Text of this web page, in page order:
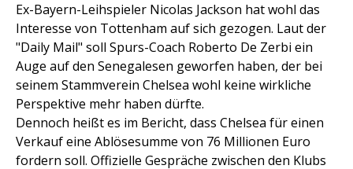
Ex-Bayern-Leihspieler Nicolas Jackson hat wohl das
Interesse von Tottenham auf sich gezogen. Laut der
"Daily Mail" soll Spurs-Coach Roberto De Zerbi ein
Auge auf den Senegalesen geworfen haben, der bei
seinem Stammverein Chelsea wohl keine wirkliche
Perspektive mehr haben dürfte.
Dennoch heißt es im Bericht, dass Chelsea für einen
Verkauf eine Ablösesumme von 76 Millionen Euro
fordern soll. Offizielle Gespräche zwischen den Klubs